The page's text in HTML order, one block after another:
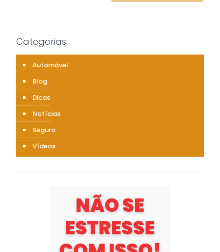
Categorias
Automóvel
Blog
Dicas
Notícias
Seguro
Vídeos